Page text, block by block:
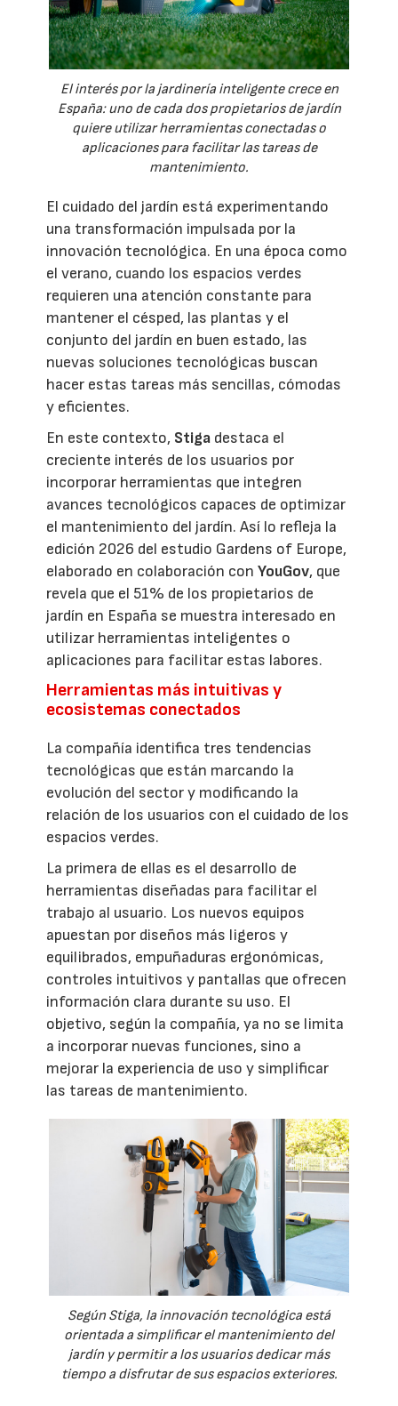
El interés por la jardinería inteligente crece en
España: uno de cada dos propietarios de jardín
quiere utilizar herramientas conectadas o
aplicaciones para facilitar las tareas de
mantenimiento.
El cuidado del jardín está experimentando
una transformación impulsada por la
innovación tecnológica. En una época como
el verano, cuando los espacios verdes
requieren una atención constante para
mantener el césped, las plantas y el
conjunto del jardín en buen estado, las
nuevas soluciones tecnológicas buscan
hacer estas tareas más sencillas, cómodas
y eficientes.
En este contexto, Stiga destaca el
creciente interés de los usuarios por
incorporar herramientas que integren
avances tecnológicos capaces de optimizar
el mantenimiento del jardín. Así lo refleja la
edición 2026 del estudio Gardens of Europe,
elaborado en colaboración conYouGov, que
revela que el 51% de los propietarios de
jardín en España se muestra interesado en
utilizar herramientas inteligentes o
aplicaciones para facilitar estas labores.
Herramientas más intuitivas y
ecosistemas conectados
La compañía identifica tres tendencias
tecnológicas que están marcando la
evolución del sector y modificando la
relación de los usuarios con el cuidado de los
espacios verdes.
La primera de ellas es el desarrollo de
herramientas diseñadas para facilitar el
trabajo al usuario. Los nuevos equipos
apuestan por diseños más ligeros y
equilibrados, empuñaduras ergonómicas,
controles intuitivos y pantallas que ofrecen
información clara durante su uso. El
objetivo, según la compañía, ya no se limita
a incorporar nuevas funciones, sino a
mejorar la experiencia de uso y simplificar
las tareas de mantenimiento.
Según Stiga, la innovación tecnológica está
orientada a simplificar el mantenimiento del
jardín y permitir a los usuarios dedicar más
tiempo a disfrutar de sus espacios exteriores.